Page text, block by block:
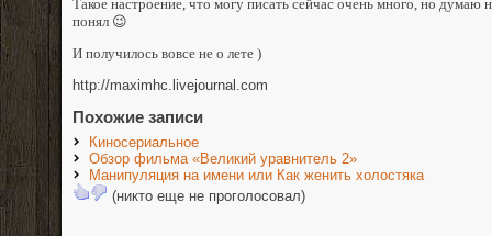
Такое настроение, что могу писать сейчас очень много, но думаю
понял 😉
И получилось вовсе не о лете )
http://maximhc.livejournal.com
Похожие записи
Киносериальное
Обзор фильма «Великий уравнитель 2»
Манипуляция на имени или Как женить холостяка
(никто еще не проголосовал)